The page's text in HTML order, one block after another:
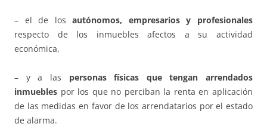
– el de losautónomos, empresarios y profesionales
respecto de los inmuebles afectos a su actividad
económica,
– y a las personas físicas que tengan arrendados
inmuebles por los que no perciban la renta en aplicación
de las medidas en favor de los arrendatarios por el estado
de alarma.